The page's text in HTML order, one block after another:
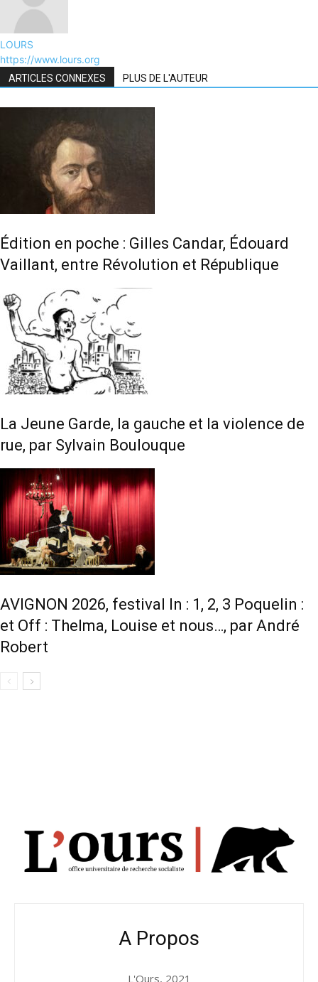
LOURS
https://www.lours.org
ARTICLES CONNEXES PLUS DE L'AUTEUR
Édition en poche : Gilles Candar, Édouard
Vaillant, entre Révolution et République
La Jeune Garde, la gauche et la violence de
rue, par Sylvain Boulouque
AVIGNON 2026, festival In : 1, 2, 3 Poquelin :
et Off : Thelma, Louise et nous…, par André
Robert
A Propos
L'Ours, 2021